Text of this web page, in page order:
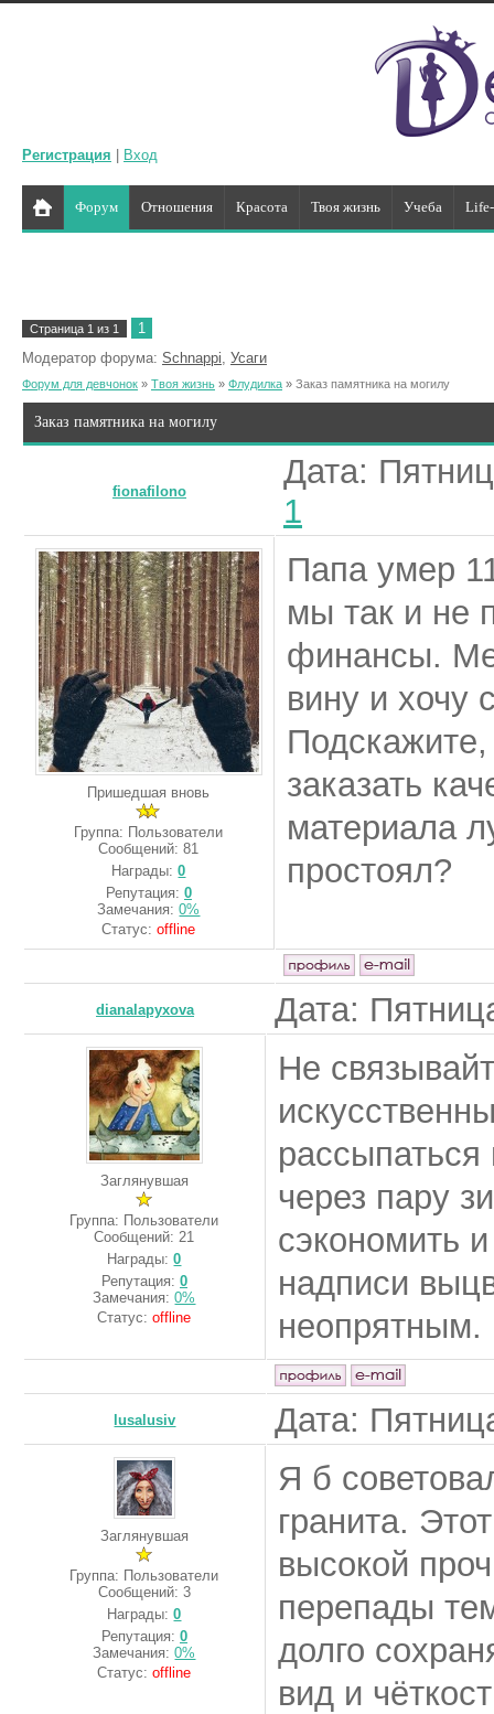
Регистрация Вход
Форум Отношения Красота Твоя жизнь Учеба
Страница 1 из 1
1
Модератор форума: Schnappi, Усаги
Форум для девчонок » Твоя жизнь » Флудилка » Заказ памятника на могилу
Заказ памятника на могилу
fionafilono
Дата:
1
Пришедшая вновь
Группа: Пользователи
Сообщений:81
Награды:0
Репутация: 0
Замечания:0%
Статус:offline
Папа умер
мы так и не
финансы.
вину и хочу
заказать
материала
простоял?
dianalapyxova Дата:
Заглянувшая
Группа: Пользователи
Сообщений: 21
Награды:0
Репутация: 0
Замечания:0%
Статус:offline
Не
через пару
сэкономить
надписи
неопрятным.
lusalusiv Дата:
Заглянувшая
Группа: Пользователи
Сообщений: 3
Награды:0
Репутация: 0
Замечания:0%
Статус:offline
Я б
гранита.
высокой
перепады
долго
вид и